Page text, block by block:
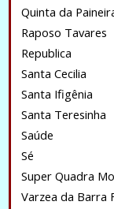
Quinta da
Raposo Tavares
Republica
Santa Cecilia
Santa Ifigênia
Santa Teresinha
Saúde
Sé
Super Quadra
Varzea da Barra